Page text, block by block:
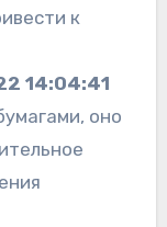
к
14:04:41
оно